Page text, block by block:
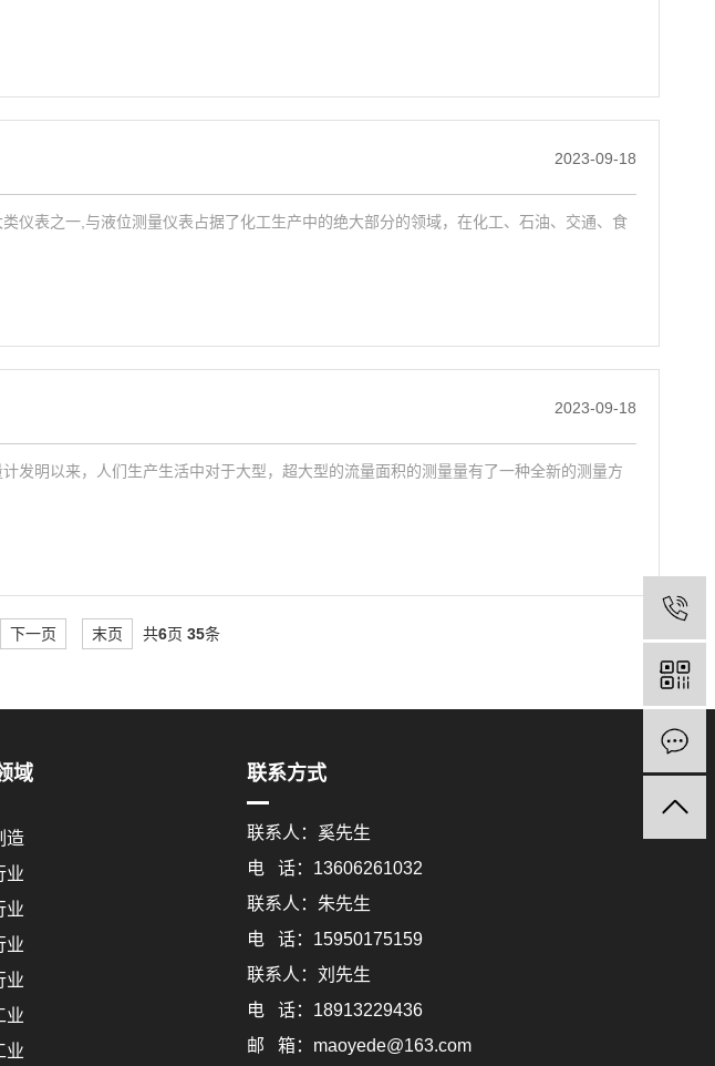
2023-09-18
仪表之一,与液位测量仪表占据了化工生产中的绝大部分的领域，在化工、石油、交通、食
2023-09-18
发明以来，人们生产生活中对于大型，超大型的流量面积的测量量有了一种全新的测量方
下一页 末页 共6页 35条
域
造
业
业
业
业
业
业
联系方式
联系人：奚先生
电 话：13606261032
联系人：朱先生
电 话：15950175159
联系人：刘先生
电 话：18913229436
邮 箱：maoyede@163.com